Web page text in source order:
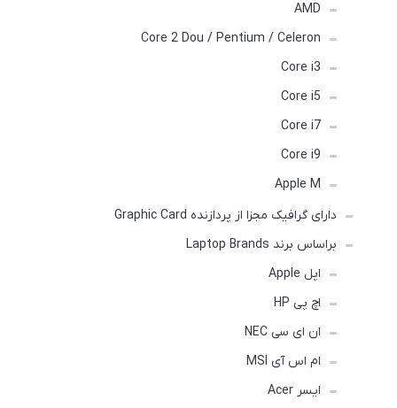
AMD
Core 2 Dou / Pentium / Celeron
Core i3
Core i5
Core i7
Core i9
Apple M
دارای گرافیک مجزا از پردازنده Graphic Card
براساس برند Laptop Brands
اپل Apple
اچ پی HP
ان ای سی NEC
ام اس آی MSI
ایسر Acer